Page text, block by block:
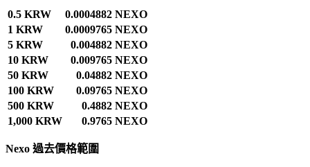
0.5 KRW
0.0004882 NEXO
1 KRW
0.0009765 NEXO
5 KRW
0.004882 NEXO
10 KRW
0.009765 NEXO
50 KRW
0.04882 NEXO
100 KRW
0.09765 NEXO
500 KRW
0.4882 NEXO
1,000 KRW
0.9765 NEXO
Nexo 過去價格範圍